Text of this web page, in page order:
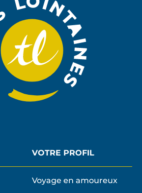
VOTRE PROFIL
Voyage en amoureux